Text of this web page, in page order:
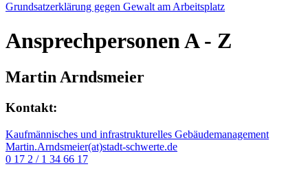
Grundsatzerklärung gegen Gewalt am Arbeitsplatz
AnsprechpersonenA - Z
Martin Arndsmeier
Kontakt:
Kaufmännisches und infrastrukturelles Gebäudemanagement
Martin.Arndsmeier(at)stadt-schwerte.de
0 17 2 / 1 34 66 17